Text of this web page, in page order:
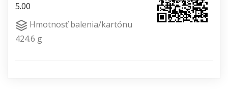
5.00
Hmotnosť balenia/kartónu
424.6 g